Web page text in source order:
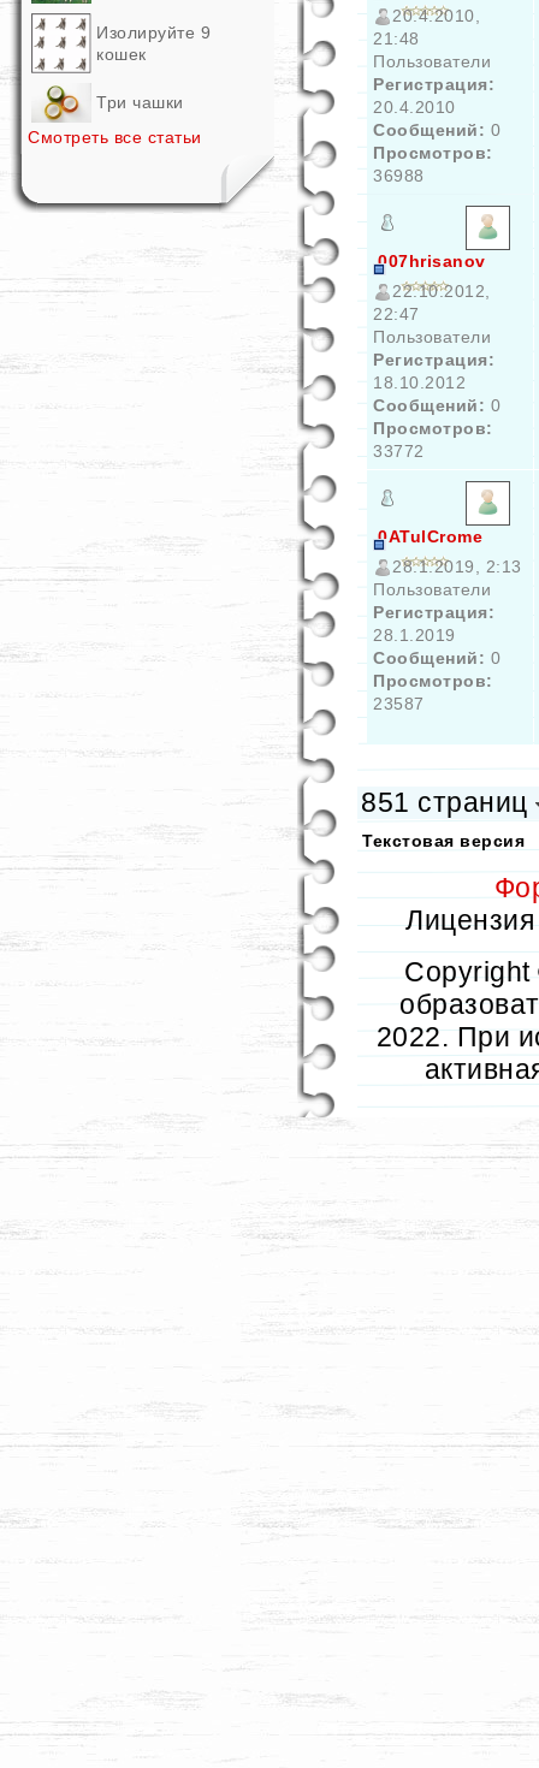
Изолируйте 9
кошек
Три чашки
Смотреть все статьи
20.4.2010,
21:48
Пользователи
Регистрация:
20.4.2010
Сообщений: 0
Просмотров:
36988
007hrisanov
22.10.2012,
22:47
Пользователи
Регистрация:
18.10.2012
Сообщений: 0
Просмотров:
33772
0ATulCrome
28.1.2019, 2:13
Пользователи
Регистрация:
28.1.2019
Сообщений: 0
Просмотров:
23587
851 страниц
Текстовая версия
2022. При